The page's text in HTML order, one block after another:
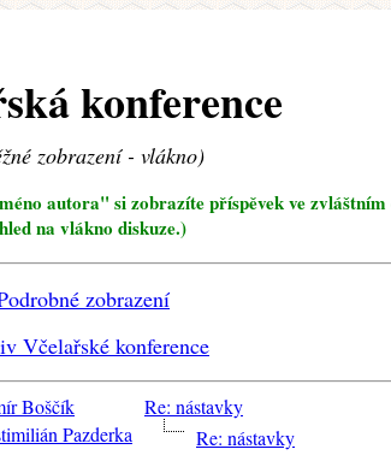
konference
zobrazení - vlákno)
autora" si zobrazíte příspěvek ve
na vlákno diskuze.)
zobrazení
Včelařské konference
Boščík
Re: nástavky
Pazderka Re: nástavky